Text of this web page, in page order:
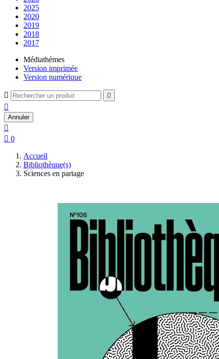
2025
2020
2019
2018
2017
Médiathèmes
Version imprimée
Version numérique
 

Annuler

 0
Accueil
Bibliothèque(s)
Sciences en partage